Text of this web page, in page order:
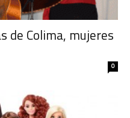
de Colima, mujeres
0